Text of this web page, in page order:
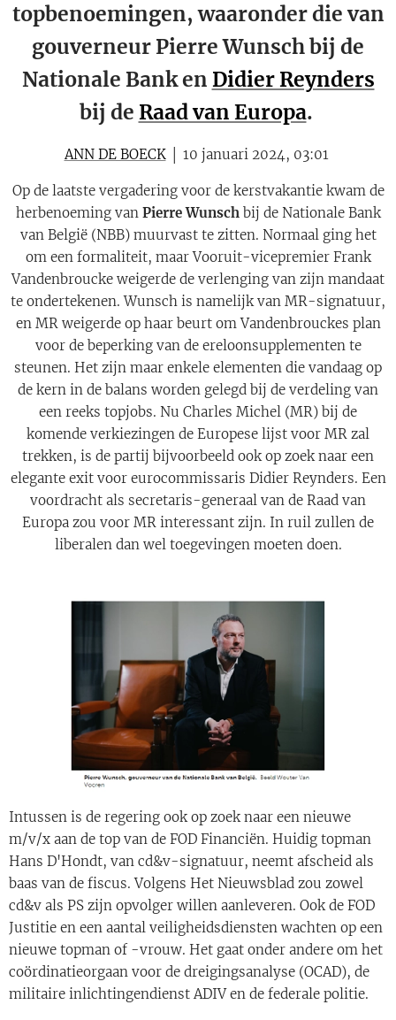
topbenoemingen, waaronder die van
gouverneur Pierre Wunsch bij de
Nationale Bank en Didier Reynders
bij de Raad van Europa.
ANN DE BOECK│ 10 januari 2024, 03:01
Op de laatste vergadering voor de kerstvakantie kwam de
herbenoeming van Pierre Wunschbij de Nationale Bank
van België (NBB) muurvast te zitten. Normaal ging het
om een formaliteit, maar Vooruit-vicepremier Frank
Vandenbroucke weigerde de verlenging van zijn mandaat
te ondertekenen. Wunsch is namelijk van MR-signatuur,
en MR weigerde op haar beurt om Vandenbrouckes plan
voor de beperking van de ereloonsupplementen te
steunen. Het zijn maar enkele elementen die vandaag op
de kern in de balans worden gelegd bij de verdeling van
een reeks topjobs. Nu Charles Michel (MR) bij de
komende verkiezingen de Europese lijst voor MR zal
trekken, is de partij bijvoorbeeld ook op zoek naar een
elegante exit voor eurocommissaris Didier Reynders. Een
voordracht als secretaris-generaal van de Raad van
Europa zou voor MR interessant zijn. In ruil zullen de
liberalen dan wel toegevingen moeten doen.
Intussen is de regering ook op zoek naar een nieuwe
m/v/x aan de top van de FOD Financiën. Huidig topman
Hans D'Hondt, van cd&v-signatuur, neemt afscheid als
baas van de fiscus. Volgens Het Nieuwsblad zou zowel
cd&v als PS zijn opvolger willen aanleveren. Ook de FOD
Justitie en een aantal veiligheidsdiensten wachten op een
nieuwe topman of -vrouw. Het gaat onder andere om het
coördinatieorgaan voor de dreigingsanalyse (OCAD), de
militaire inlichtingendienst ADIV en de federale politie.